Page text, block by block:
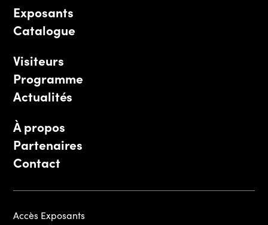
Exposants
Catalogue
Visiteurs
Programme
Actualités
À propos
Partenaires
Contact
Accès Exposants